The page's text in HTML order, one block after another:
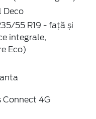
Deco
55 R19 - față și
integrale,
Eco)
Connect 4G